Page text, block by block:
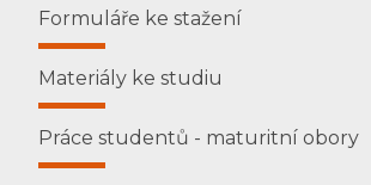
Formuláře ke stažení
Materiály ke studiu
Práce studentů - maturitní obory